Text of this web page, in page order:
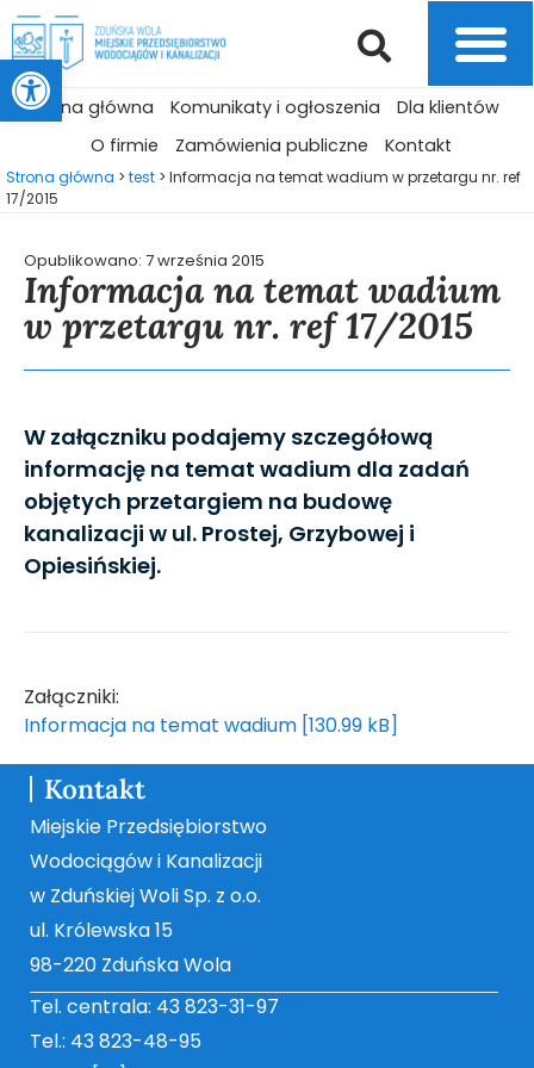
Otwórz pasek narzędzi
Strona główna Komunikaty i ogłoszenia
Dla klientów
O firmie
Zamówienia publiczne Kontakt
Strona główna > test > Informacja na temat wadium w przetargu nr. ref
17/2015
Opublikowano: 7 września 2015
Informacja na temat wadium
w przetargu nr. ref 17/2015
W załączniku podajemy szczegółową
informację na temat wadium dla zadań
objętych przetargiem na budowę
kanalizacji w ul. Prostej, Grzybowej i
Opiesińskiej.
Załączniki:
Informacja na temat wadium [130.99 kB]
Kontakt
Miejskie Przedsiębiorstwo
Wodociągów i Kanalizacji
w Zduńskiej Woli Sp. z o.o.
ul. Królewska 15
98-220 Zduńska Wola
Tel. centrala: 43 823-31-97
Tel.: 43 823-48-95